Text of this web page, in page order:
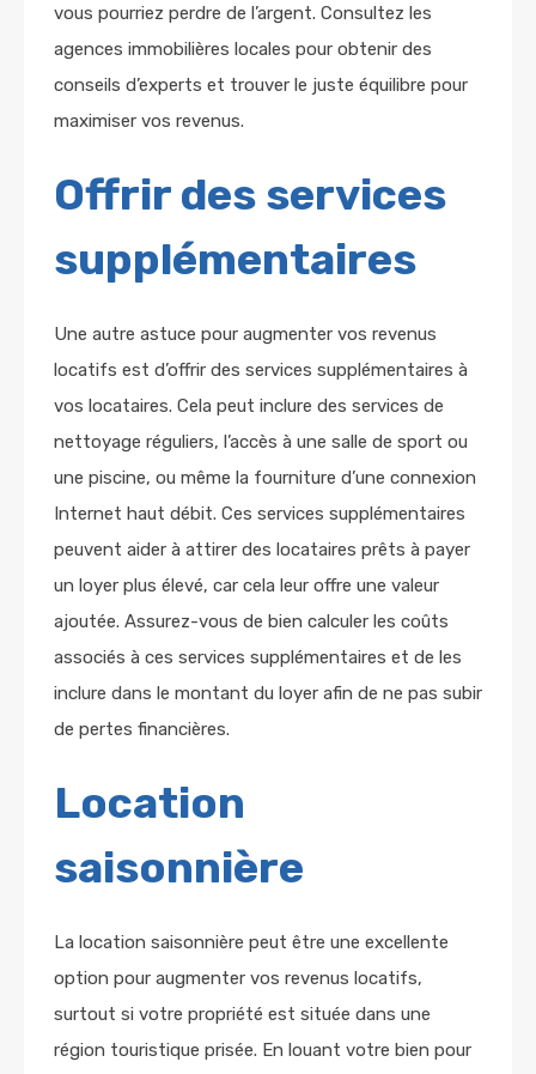
vous pourriez perdre de l’argent. Consultez les
agences immobilières locales pour obtenir des
conseils d’experts et trouver le juste équilibre pour
maximiser vos revenus.
Offrir des services
supplémentaires
Une autre astuce pour augmenter vos revenus
locatifs est d’offrir des services supplémentaires à
vos locataires. Cela peut inclure des services de
nettoyage réguliers, l’accès à une salle de sport ou
une piscine, ou même la fourniture d’une connexion
Internet haut débit. Ces services supplémentaires
peuvent aider à attirer des locataires prêts à payer
un loyer plus élevé, car cela leur offre une valeur
ajoutée. Assurez-vous de bien calculer les coûts
associés à ces services supplémentaires et de les
inclure dans le montant du loyer afin de ne pas subir
de pertes financières.
Location
saisonnière
La location saisonnière peut être une excellente
option pour augmenter vos revenus locatifs,
surtout si votre propriété est située dans une
région touristique prisée. En louant votre bien pour